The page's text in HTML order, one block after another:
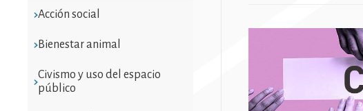
Acción social
Bienestar animal
Civismo y uso del espacio
público